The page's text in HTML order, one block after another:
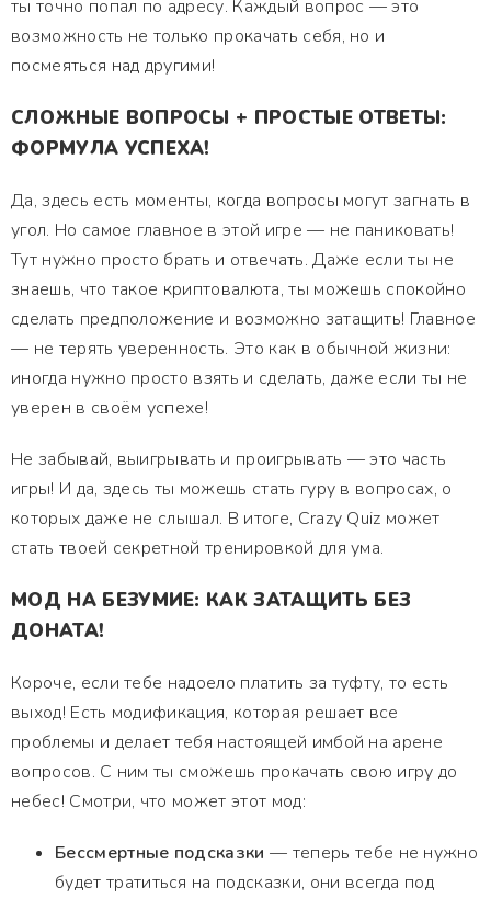
ты точно попал по адресу. Каждый вопрос — это
возможность не только прокачать себя, но и
посмеяться над другими!
СЛОЖНЫЕ ВОПРОСЫ + ПРОСТЫЕ ОТВЕТЫ:
ФОРМУЛА УСПЕХА!
Да, здесь есть моменты, когда вопросы могут загнать в
угол. Но самое главное в этой игре — не паниковать!
Тут нужно просто брать и отвечать. Даже если ты не
знаешь, что такое криптовалюта, ты можешь спокойно
сделать предположение и возможно затащить! Главное
— не терять уверенность. Это как в обычной жизни:
иногда нужно просто взять и сделать, даже если ты не
уверен в своём успехе!
Не забывай, выигрывать и проигрывать — это часть
игры! И да, здесь ты можешь стать гуру в вопросах, о
которых даже не слышал. В итоге, Crazy Quiz может
стать твоей секретной тренировкой для ума.
МОД НА БЕЗУМИЕ: КАК ЗАТАЩИТЬ БЕЗ
ДОНАТА!
Короче, если тебе надоело платить за туфту, то есть
выход! Есть модификация, которая решает все
проблемы и делает тебя настоящей имбой на арене
вопросов. С ним ты сможешь прокачать свою игру до
небес! Смотри, что может этот мод:
Бессмертные подсказки — теперь тебе не нужно
будет тратиться на подсказки, они всегда под